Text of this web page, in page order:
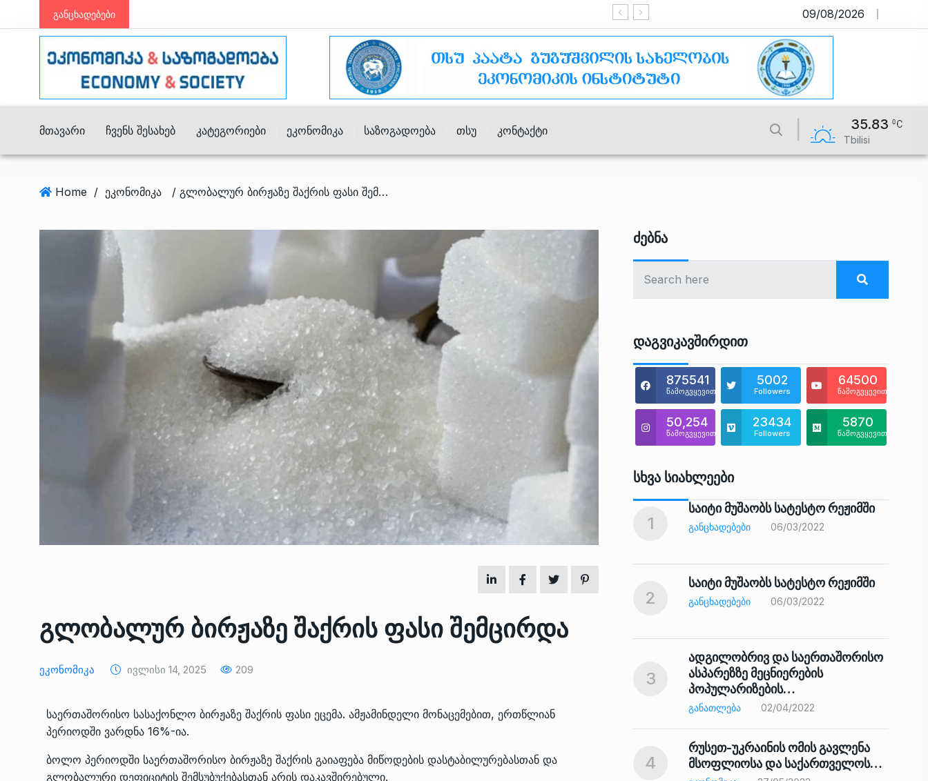
განცხადებები საიტი მუშაობს სატესტო რეჟიმში
09/08/2026
Მთავარი Ჩვენს Შესახებ Კატეგორიები Ეკონომიკა Საზოგადოება Თსუ Კონტაქტი 35.83
Tbilisi
Home / ეკონომიკა / გლობალურ ბირჟაზე შაქრის ფასი შემცირდა
გლობალურ ბირჟაზე შაქრის ფასი შემცირდა
Ეკონომიკა Ივლისი 14, 2025 209
საერთაშორისო სასაქონლო ბირჟაზე შაქრის ფასი ეცემა. ამჟამინდელი მონაცემებით, ერთწლიან
პერიოდში ვარდნა 16%-ია.
ბოლო პერიოდში საერთაშორისო ბირჟაზე შაქრის გაიაფება მიწოდების დასტაბილურებასთან და
გლობალური დეფიციტის შემსუბუქებასთან არის დაკავშირებული.
Ძებნა
Დაგვიკავშირდით
875541
წამოგვყევით
5002
Followers
64500
წამოგვყევით
50,254
წამოგვყევით
23434
Followers
5870
წამოგვყევით
Სხვა Სიახლეები
6
ოთარ შამუგია ბაქოში გამართულ
მინისტერიალზე სიტყვით…
ᲔᲙᲝᲜᲝᲛᲘᲙᲐ 10/05/2022
სამსახურის…
ᲔᲙᲝᲜᲝᲛᲘᲙᲐ 10/05/2022
საქართველოს რკინიგზის
ᲔᲙᲝᲜᲝᲛᲘᲙᲐ 11/05/2022
თბილისის ზაქარია ფალიაშვილის
11
ზურაბ აზარაშვილი:
„სოციალურად დაუცველთა
დასაქმების პროგრამაში,…
ᲠᲔᲒᲘᲝᲜᲔᲑᲘ 13/05/2022
ᲔᲙᲝᲜᲝᲛᲘᲙᲐ 13/05/2022
14
ღარიბაშვილი ოზურგეთის
1
საიტი მუშაობს სატესტო რეჟიმში
ᲒᲐᲜᲪᲮᲐᲓᲔᲑᲔᲑᲘ 06/03/2022
2
საიტი მუშაობს სატესტო რეჟიმში
ᲒᲐᲜᲪᲮᲐᲓᲔᲑᲔᲑᲘ 06/03/2022
3
ადგილობრივ და საერთაშორისო
ასპარეზზე მეცნიერების
პოპულარიზების…
ᲒᲐᲜᲐᲗᲚᲔᲑᲐ 02/04/2022
4
რუსეთ-უკრაინის ომის გავლენა
მსოფლიოსა და საქართველოს…